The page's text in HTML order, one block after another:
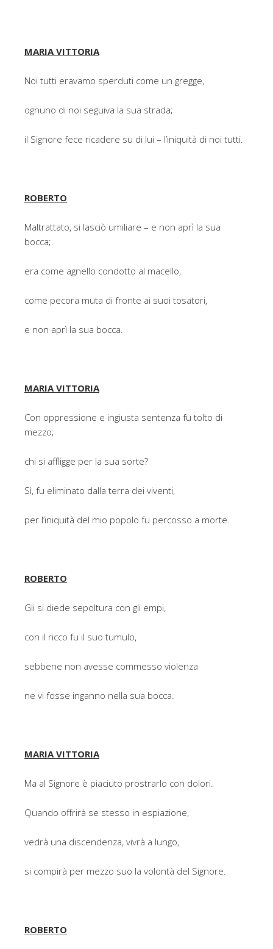
MARIA VITTORIA
Noi tutti eravamo sperduti come un gregge,
ognuno di noi seguiva la sua strada;
il Signore fece ricadere su di lui – l’iniquità di noi tutti.
ROBERTO
Maltrattato, si lasciò umiliare – e non aprì la sua
bocca;
era come agnello condotto al macello,
come pecora muta di fronte ai suoi tosatori,
e non aprì la sua bocca.
MARIA VITTORIA
Con oppressione e ingiusta sentenza fu tolto di
mezzo;
chi si affligge per la sua sorte?
Sì, fu eliminato dalla terra dei viventi,
per l’iniquità del mio popolo fu percosso a morte.
ROBERTO
Gli si diede sepoltura con gli empi,
con il ricco fu il suo tumulo,
sebbene non avesse commesso violenza
ne vi fosse inganno nella sua bocca.
MARIA VITTORIA
Ma al Signore è piaciuto prostrarlo con dolori.
Quando offrirà se stesso in espiazione,
vedrà una discendenza, vivrà a lungo,
si compirà per mezzo suo la volontà del Signore.
ROBERTO